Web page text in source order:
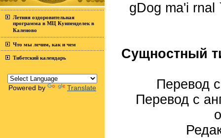
Летняя оздоровительная
программа в МЦ Кунпенделек в
Каленово
Что мы лечим, как и чем
Тибетский календарь
Powered by Translate
gDog ma'i rnal
Сущностный
Перевод
Перевод с